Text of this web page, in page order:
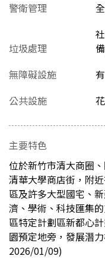
警衛管理
垃圾處理
無障礙設施
公共設施
主要特色
位於新竹市清大商圈
清華大學商店街，附
區及許多大型國宅、
濟、學術、科技匯集
區特定計劃區新都心
園預定地旁，發展潛
2026/01/09)